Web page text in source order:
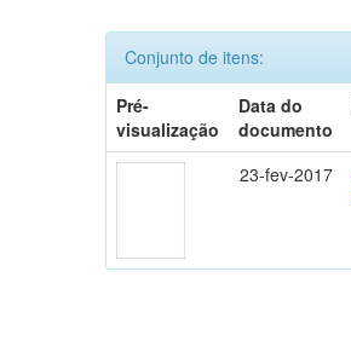
Conjunto de itens:
Pré-
visualização
Data do
documento
23-fev-2017